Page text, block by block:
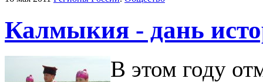
Калмыкия - дань
В этом году